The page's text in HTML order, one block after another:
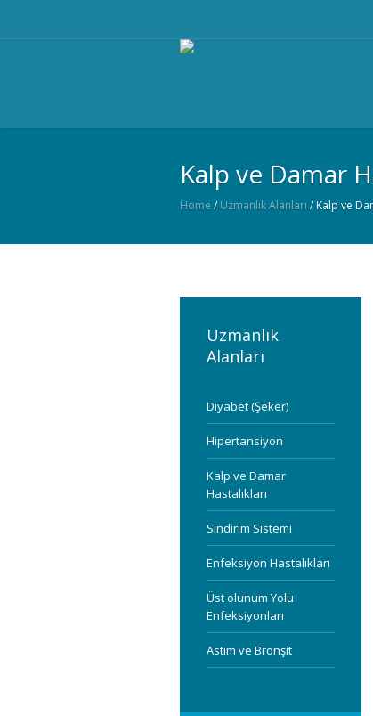
Kalp ve Damar
Home /Uzmanlık Alanları /Kalp ve
Uzmanlık
Alanları
Diyabet (Şeker)
Hipertansiyon
Kalp ve Damar
Hastalıkları
Sindirim Sistemi
Enfeksiyon Hastalıkları
Üst olunum Yolu
Enfeksiyonları
Astım ve Bronşit